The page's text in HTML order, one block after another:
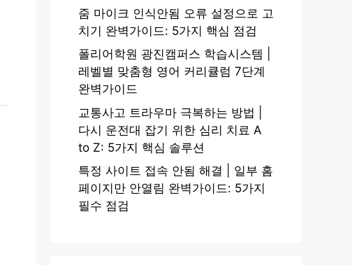
줌 마이크 인식안됨 오류 설정으로 고
치기 완벽가이드: 5가지 핵심 점검
폴리어학원 광진캠퍼스 학습시스템 |
레벨별 맞춤형 영어 커리큘럼 7단계
완벽가이드
교통사고 트라우마 극복하는 방법 |
다시 운전대 잡기 위한 심리 치료 A
to Z: 5가지 핵심 솔루션
특정 사이트 접속 안됨 해결 | 일부 홈
페이지만 안열림 완벽가이드: 5가지
필수 점검